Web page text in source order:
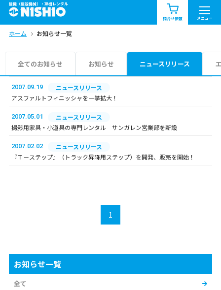
建機（建設機械）・重機レンタル
問合せ依頼 メニュー
商品一覧 お知らせ一覧
問合せ依頼リスト
エリア情報を見る
ホーム お知らせ一覧
全てのお知らせ お知らせ ニュースリリース
2007.09.19
ニュースリリース
アスファルトフィニッシャを一挙拡大！
2007.05.01
ニュースリリース
撮影用家具・小道具の専門レンタル サンガレン営業部を新設
2007.02.02
ニュースリリース
『Ｔ－ステップ』（トラック昇降用ステップ）を開発、販売を開始！
1
お知らせ一覧
全て